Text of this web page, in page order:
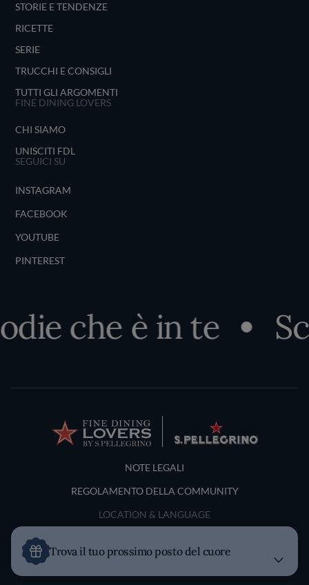
STORIE E TENDENZE
RICETTE
SERIE
TRUCCHI E CONSIGLI
TUTTI GLI ARGOMENTI
FINE DINING LOVERS
CHI SIAMO
UNISCITI FDL
SEGUICI SU
INSTAGRAM
FACEBOOK
YOUTUBE
PINTEREST
che è in te
Terms and Conditions
NOTE LEGALI
REGOLAMENTO DELLA COMMUNITY
LOCATION & LANGUAGE
Trova il tuo prossimo posto del cuore